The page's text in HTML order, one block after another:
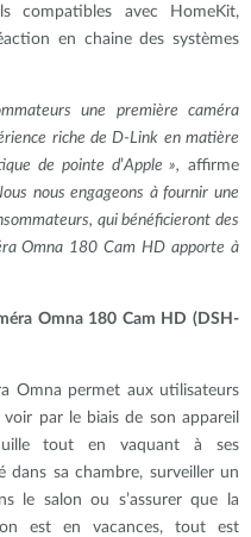
compatibles avec HomeKit,
en chaine des systèmes
une première caméra
riche de D-Link en matière
de pointe d’Apple », affirme
nous engageons à fournir une
qui bénéficieront des
Omna 180 Cam HD apporte à
Omna 180 Cam HD (DSH-
Omna permet aux utilisateurs
par le biais de son appareil
tout en vaquant à ses
sa chambre, surveiller un
le salon ou s’assurer que la
est en vacances, tout est